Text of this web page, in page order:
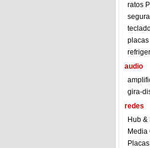
ratos
audio
gira-
redes
Hub &
Media